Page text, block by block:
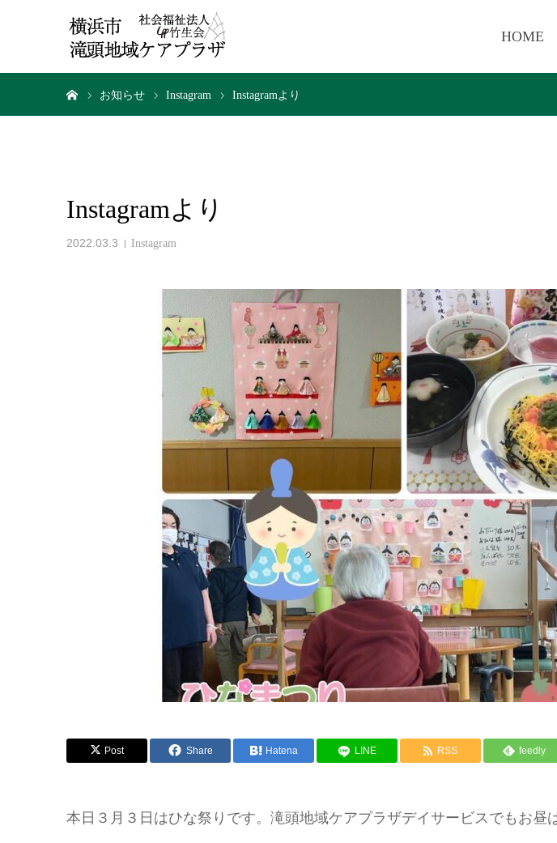
HOME
お知らせ Instagram Instagramより
Instagramより
2022.03.3 Instagram
Post Share Hatena LINE RSS feedly
本日３月３日はひな祭りです。滝頭地域ケアプラザデイサービスでもお昼